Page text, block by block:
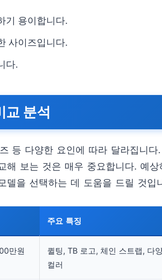
기 용이합니다.
사이즈입니다.
다.
교 분석
등 다양한 요인에 따라 달라집니다
해 보는 것은 매우 중요합니다. 예상
델을 선택하는 데 도움을 드릴 것입
주요 특징
만원
퀼팅, TB 로고, 체인 스트랩, 다
컬러